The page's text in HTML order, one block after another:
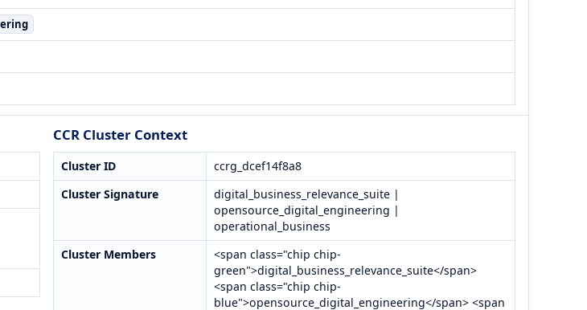
CCR Cluster Context
Cluster ID
ccrg_dcef14f8a8
Cluster Signature
digital_business_relevance_suite |
opensource_digital_engineering |
operational_business
Cluster Members
<span class="chip chip-
green">digital_business_relevance_suite</span>
<span class="chip chip-
blue">opensource_digital_engineering</span> <span